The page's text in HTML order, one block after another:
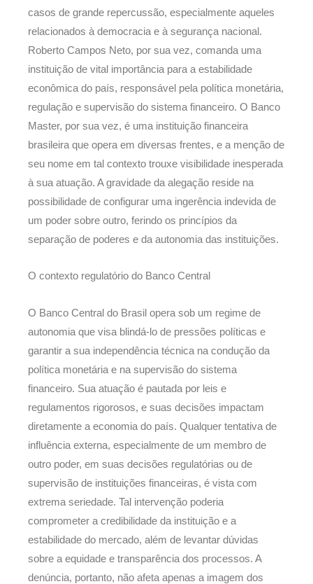
casos de grande repercussão, especialmente aqueles
relacionados à democracia e à segurança nacional.
Roberto Campos Neto, por sua vez, comanda uma
instituição de vital importância para a estabilidade
econômica do país, responsável pela política monetária,
regulação e supervisão do sistema financeiro. O Banco
Master, por sua vez, é uma instituição financeira
brasileira que opera em diversas frentes, e a menção de
seu nome em tal contexto trouxe visibilidade inesperada
à sua atuação. A gravidade da alegação reside na
possibilidade de configurar uma ingerência indevida de
um poder sobre outro, ferindo os princípios da
separação de poderes e da autonomia das instituições.
O contexto regulatório do Banco Central
O Banco Central do Brasil opera sob um regime de
autonomia que visa blindá-lo de pressões políticas e
garantir a sua independência técnica na condução da
política monetária e na supervisão do sistema
financeiro. Sua atuação é pautada por leis e
regulamentos rigorosos, e suas decisões impactam
diretamente a economia do país. Qualquer tentativa de
influência externa, especialmente de um membro de
outro poder, em suas decisões regulatórias ou de
supervisão de instituições financeiras, é vista com
extrema seriedade. Tal intervenção poderia
comprometer a credibilidade da instituição e a
estabilidade do mercado, além de levantar dúvidas
sobre a equidade e transparência dos processos. A
denúncia, portanto, não afeta apenas a imagem dos